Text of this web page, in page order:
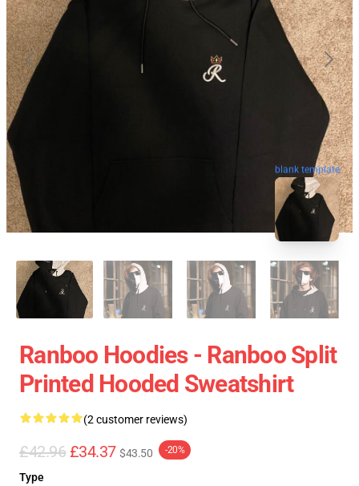
blank template
Ranboo Hoodies - Ranboo Split
Printed Hooded Sweatshirt
(2 customer reviews)
£42.96 £34.37 $43.50 -20%
Type